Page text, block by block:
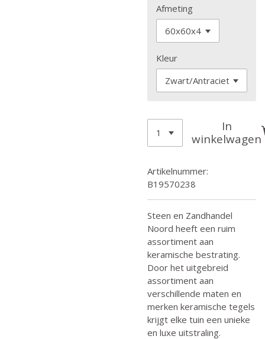
Afmeting
Kleur
In
winkelwagen
Artikelnummer:
B19570238
Steen en Zandhandel
Noord heeft een ruim
assortiment aan
keramische bestrating.
Door het uitgebreid
assortiment aan
verschillende maten en
merken keramische tegels
krijgt elke tuin een unieke
en luxe uitstraling.